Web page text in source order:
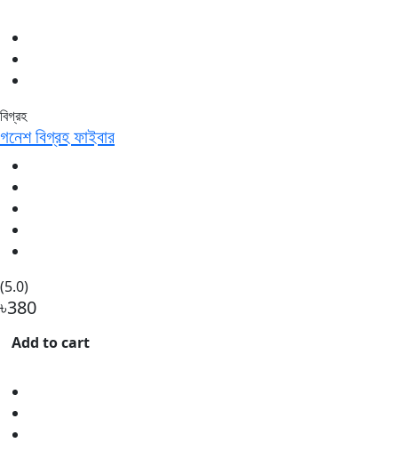
বিগ্রহ
গনেশ বিগ্রহ ফাইবার
(5.0)
৳380
Add to cart